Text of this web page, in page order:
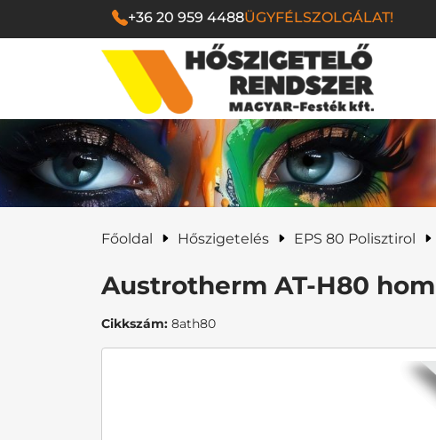
+36 20 959 4488ÜGYFÉLSZOLGÁLAT!
Magyar Festék Kft.
Főoldal Hőszigetelés EPS 80 Polisztirol
Austrotherm AT-H80
Cikkszám: 8ath80